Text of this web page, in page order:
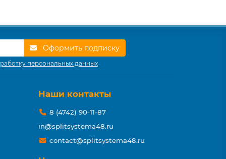
Оформить подписку
персональных данных
Наши контакты
8 (4742) 90-11-87
in@splitsystema48.ru
contact@splitsystema48.ru